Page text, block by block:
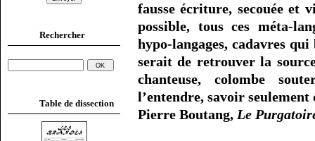
Rechercher
Table de dissection
fausse écriture, secouée et
possible, tous ces méta-
hypo-langages, cadavres
serait de retrouver la
chanteuse, colombe
l’entendre, savoir seulement
Pierre Boutang, Le